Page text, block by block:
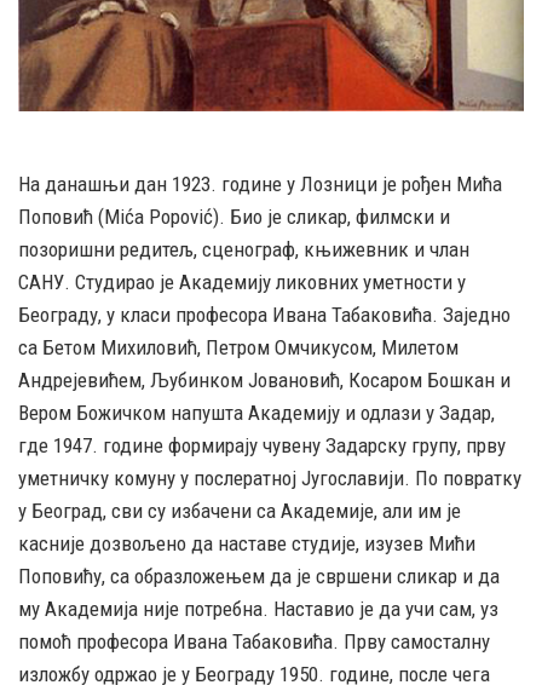
На данашњи дан 1923. године у Лозници је рођен Мића
Поповић (Mića Popović). Био је сликар, филмски и
позоришни редитељ, сценограф, књижевник и члан
САНУ. Студирао је Академију ликовних уметности у
Београду, у класи професора Ивана Табаковића. Заједно
са Бетом Михиловић, Петром Омчикусом, Милетом
Андрејевићем, Љубинком Јовановић, Косаром Бошкан и
Вером Божичком напушта Академију и одлази у Задар,
где 1947. године формирају чувену Задарску групу, прву
уметничку комуну у послератној Југославији. По повратку
у Београд, сви су избачени са Академије, али им је
касније дозвољено да наставе студије, изузев Мићи
Поповићу, са образложењем да је свршени сликар и да
му Академија није потребна. Наставио је да учи сам, уз
помоћ професора Ивана Табаковића. Прву самосталну
изложбу одржао је у Београду 1950. године, после чега